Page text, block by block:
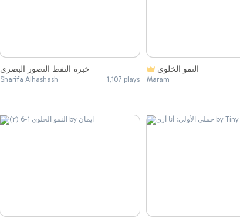
خبرة النفط التصور البصري
Sharifa Alhashash 1,107 plays
النمو الخلوي
Maram